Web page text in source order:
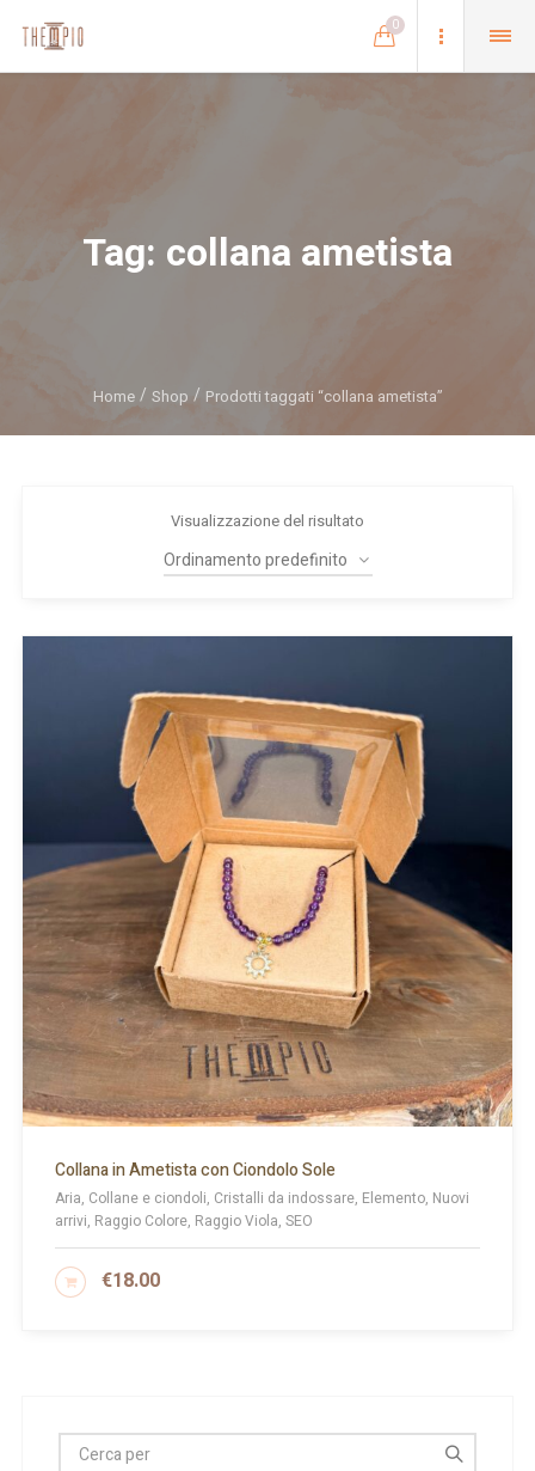
0
Tag: collana ametista
Home Shop Prodotti taggati “collana ametista”
Visualizzazione del risultato
Collana in Ametista con Ciondolo Sole
Aria, Collane e ciondoli, Cristalli da indossare, Elemento, Nuovi
arrivi, Raggio Colore, Raggio Viola, SEO
€18.00
AGGIUNGI AL CARRELLO